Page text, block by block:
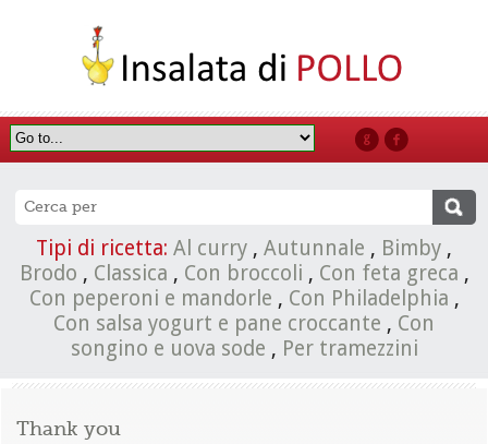
Tipi di ricetta: Al curry , Autunnale , Bimby ,
Brodo , Classica , Con broccoli , Con feta greca ,
Con peperoni e mandorle , Con Philadelphia ,
Con salsa yogurt e pane croccante , Con
songino e uova sode , Per tramezzini
Thank you